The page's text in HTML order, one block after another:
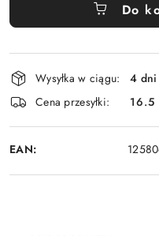
Do
Dostępność
i
dostawa
Wysyłka w ciągu:
4 dni
Cena przesyłki:
16.5
EAN: